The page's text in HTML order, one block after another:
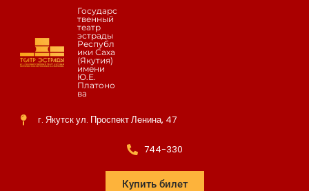
Государс
твенный
театр
эстрады
Республ
ики Саха
(Якутия)
имени
Ю.Е.
Платоно
ва
г. Якутск ул. Проспект Ленина, 47
744-330
Купить билет